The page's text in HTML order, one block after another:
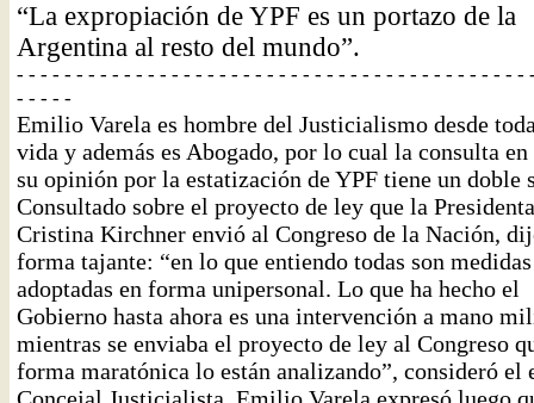
“La expropiación de YPF es un portazo de la
Argentina al resto del mundo”.
- - - - - - - - - - - - - - - - - - - - - - - - - - - - - - - - - - - - - - - - - - -
- - - - -
Emilio Varela es hombre del Justicialismo desde
vida y además es Abogado, por lo cual la consulta
su opinión por la estatización de YPF tiene un doble
Consultado sobre el proyecto de ley que la Presidenta
Cristina Kirchner envió al Congreso de la Nación,
forma tajante: “en lo que entiendo todas son medidas
adoptadas en forma unipersonal. Lo que ha hecho el
Gobierno hasta ahora es una intervención a mano
mientras se enviaba el proyecto de ley al Congreso
forma maratónica lo están analizando”, consideró el